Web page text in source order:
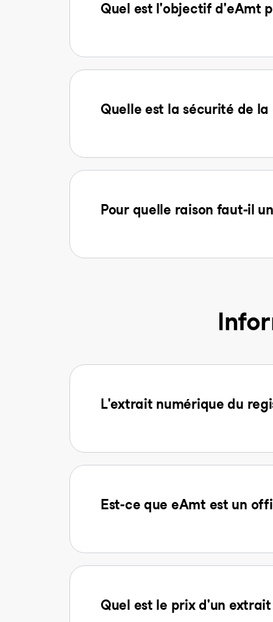
Quel est l'objectif d'eAmt
Quelle est la sécurité de
Pour quelle raison faut-il
L'extrait numérique du
Est-ce que eAmt est un
Quel est le prix d'un